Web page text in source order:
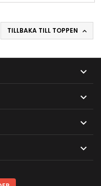
TILLBAKA TILL TOPPEN 



